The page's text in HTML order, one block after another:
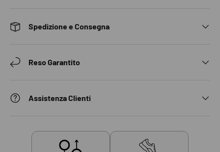
Spedizione e Consegna
Reso Garantito
Assistenza Clienti